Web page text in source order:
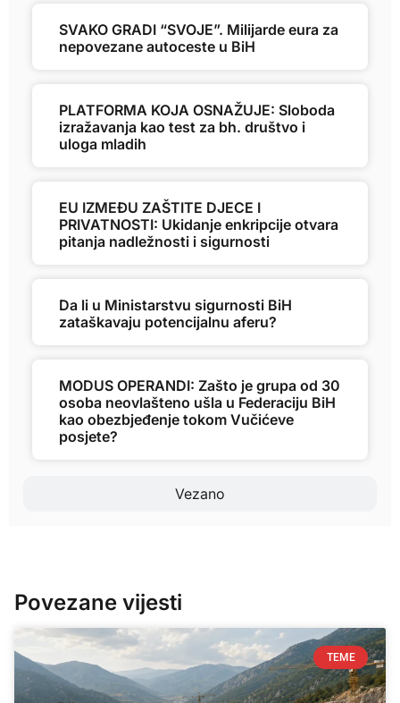
Vezano
SVAKO GRADI “SVOJE”. Milijarde eura za
nepovezane autoceste u BiH
PLATFORMA KOJA OSNAŽUJE: Sloboda
izražavanja kao test za bh. društvo i
uloga mladih
EU IZMEĐU ZAŠTITE DJECE I
PRIVATNOSTI: Ukidanje enkripcije otvara
pitanja nadležnosti i sigurnosti
Da li u Ministarstvu sigurnosti BiH
zataškavaju potencijalnu aferu?
MODUS OPERANDI: Zašto je grupa od 30
osoba neovlašteno ušla u Federaciju BiH
kao obezbjeđenje tokom Vučićeve
posjete?
Povezane vijesti
TEME